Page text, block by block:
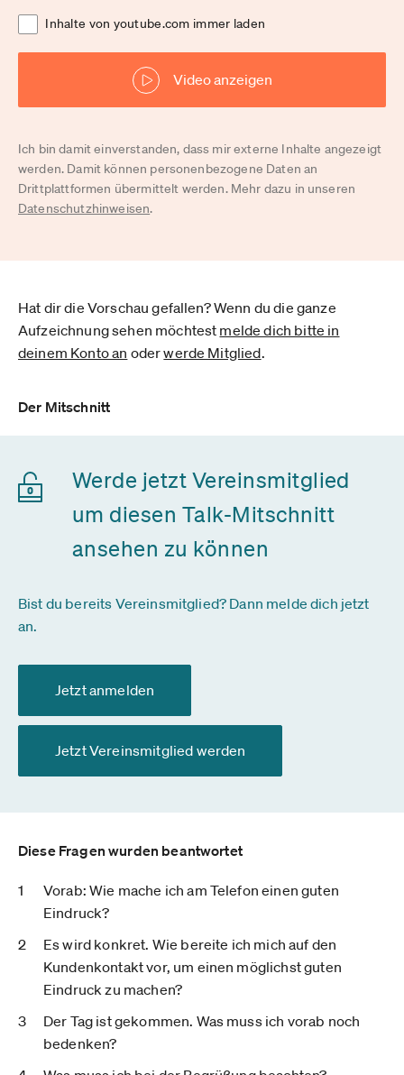
Inhalte von youtube.com immer laden
Video anzeigen
Ich bin damit einverstanden, dass mir externe Inhalte angezeigt
werden. Damit können personenbezogene Daten an
Drittplattformen übermittelt werden. Mehr dazu in unseren
Datenschutzhinweisen.
Hat dir die Vorschau gefallen? Wenn du die ganze
Aufzeichnung sehen möchtest melde dich bitte in
deinem Konto an oderwerde Mitglied.
Der Mitschnitt
Werde jetzt Vereinsmitglied
um diesen Talk-Mitschnitt
ansehen zu können
Bist du bereits Vereinsmitglied? Dann melde dich jetzt
an.
Jetzt anmelden
Jetzt Vereinsmitglied werden
Diese Fragen wurden beantwortet
Vorab: Wie mache ich am Telefon einen guten
Eindruck?
Es wird konkret. Wie bereite ich mich auf den
Kundenkontakt vor, um einen möglichst guten
Eindruck zu machen?
Der Tag ist gekommen. Was muss ich vorab noch
bedenken?